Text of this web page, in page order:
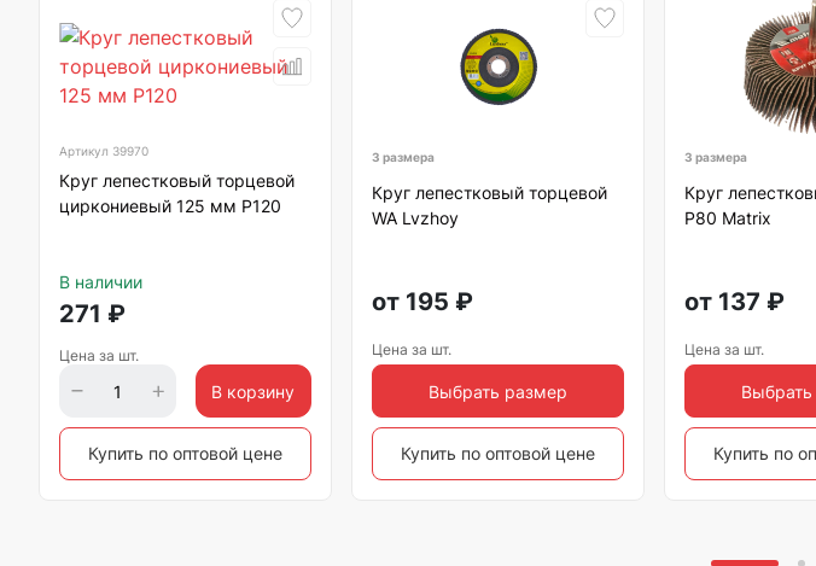
Артикул 39970
Круг лепестковый торцевой
циркониевый 125 мм Р120
В наличии
271 ₽
Цена за шт.
В корзину
Купить по оптовой цене
3 размера
Круг лепестковый торцевой
WA Lvzhoy
от 195 ₽
Цена за шт.
Выбрать размер
Купить по оптовой цене
3 размера
Круг
Р80 Matrix
от 137 ₽
Цена за шт.
Купить по